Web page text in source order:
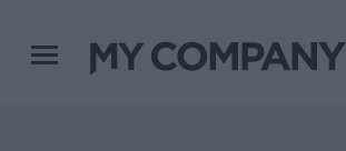
Menu główne